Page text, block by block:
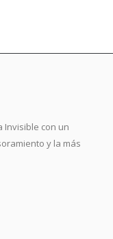
Invisible con un
y la más